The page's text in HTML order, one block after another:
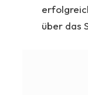
über das